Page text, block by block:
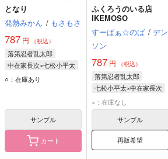
となり
発熱みかん / もさもさ
787 円 （税込）
落第忍者乱太郎
中在家長次×七松小平太
七松小平太
○：在庫あり
サンプル
カート
ふくろうのいる店
IKEMOSO
すーぱぁ☆のば / デン
ソン
787 円 （税込）
落第忍者乱太郎
七松小平太×中在家長次
七松小平太
中在家長次
×：在庫なし
サンプル
再販希望